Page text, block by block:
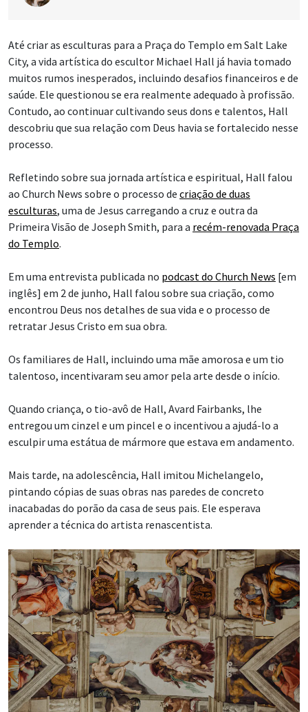
Até criar as esculturas para a Praça do Templo em Salt Lake
City, a vida artística do escultor Michael Hall já havia tomado
muitos rumos inesperados, incluindo desafios financeiros e de
saúde. Ele questionou se era realmente adequado à profissão.
Contudo, ao continuar cultivando seus dons e talentos, Hall
descobriu que sua relação com Deus havia se fortalecido nesse
processo.
Refletindo sobre sua jornada artística e espiritual, Hall falou
ao Church News sobre o processo de criação de duas
esculturas, uma de Jesus carregando a cruz e outra da
Primeira Visão de Joseph Smith, para a recém-renovada Praça
do Templo.
Em uma entrevista publicada no podcast do Church News [em
inglês] em 2 de junho, Hall falou sobre sua criação, como
encontrou Deus nos detalhes de sua vida e o processo de
retratar Jesus Cristo em sua obra.
Os familiares de Hall, incluindo uma mãe amorosa e um tio
talentoso, incentivaram seu amor pela arte desde o início.
Quando criança, o tio-avô de Hall, Avard Fairbanks, lhe
entregou um cinzel e um pincel e o incentivou a ajudá-lo a
esculpir uma estátua de mármore que estava em andamento.
Mais tarde, na adolescência, Hall imitou Michelangelo,
pintando cópias de suas obras nas paredes de concreto
inacabadas do porão da casa de seus pais. Ele esperava
aprender a técnica do artista renascentista.